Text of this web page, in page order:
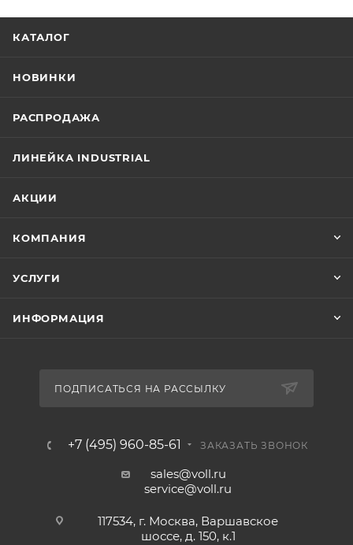
КАТАЛОГ
НОВИНКИ
РАСПРОДАЖА
ЛИНЕЙКА INDUSTRIAL
АКЦИИ
КОМПАНИЯ
УСЛУГИ
ИНФОРМАЦИЯ
ПОДПИСАТЬСЯ НА РАССЫЛКУ
+7 (495) 960-85-61 ЗАКАЗАТЬ ЗВОНОК
sales@voll.ru
service@voll.ru
117534, г. Москва, Варшавское
шоссе, д. 150, к.1